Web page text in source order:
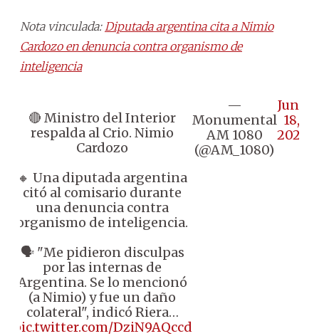
Nota vinculada: Diputada argentina cita a Nimio
Cardozo en denuncia contra organismo de
inteligencia
🔴 Ministro del Interior
respalda al Crio. Nimio
Cardozo
🔸 Una diputada argentina
citó al comisario durante
una denuncia contra
organismo de inteligencia.
🗣️ "Me pidieron disculpas
por las internas de
Argentina. Se lo mencionó
(a Nimio) y fue un daño
colateral", indicó Riera…
pic.twitter.com/DziN9AQccd
—
Monumental
AM 1080
(@AM_1080)
June
18,
2025